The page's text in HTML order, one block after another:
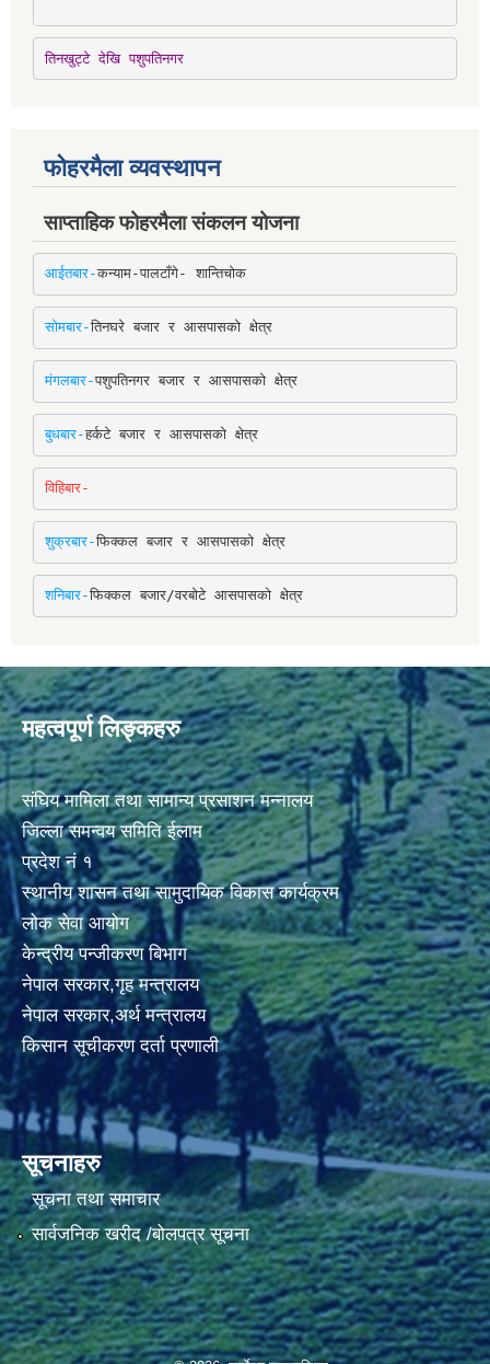
तिनखुट्टे देखि पशुपतिनगर
फोहरमैला व्यवस्थापन
साप्ताहिक फोहरमैला संकलन योजना
आईतबार-कन्याम-पालटाँगे- शान्तिचोक
सोमबार-तिनघरे बजार र आसपासको क्षेत्र
मंगलबार-पशुपतिनगर बजार र आसपासको क्षेत्र
बुधबार-हर्कटे बजार र आसपासको क्षेत्र
विहिबार-
शुक्रबार-फिक्कल बजार र आसपासको क्षेत्र
शनिबार-फिक्कल बजार/वरबोटे आसपासको क्षेत्र
महत्वपूर्ण लिङ्कहरु
संघिय मामिला तथा सामान्य प्रसाशन मन्नालय
जिल्ला समन्वय समिति ईलाम
प्रदेश नं १
स्थानीय शासन तथा सामुदायिक विकास कार्यक्रम
लोक सेवा आयोग
केन्द्रीय पन्जीकरण बिभाग
नेपाल सरकार,गृह मन्त्रालय
नेपाल सरकार,अर्थ मन्त्रालय
किसान सूचीकरण दर्ता प्रणाली
सूचनाहरु
सूचना तथा समाचार
सार्वजनिक खरीद /बोलपत्र सूचना